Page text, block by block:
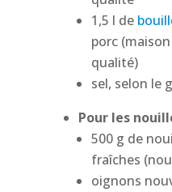
1,5 l de
porc
qualité)
sel, selon le
Pour les
500 g de
fraîches
oignons